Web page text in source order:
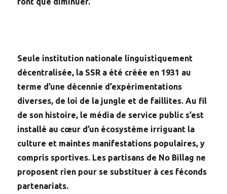
Seule institution nationale linguistiquement
décentralisée, la SSR a été créée en 1931 au
terme d’une décennie d’expérimentations
diverses, de loi de la jungle et de faillites. Au fil
de son histoire, le média de service public s’est
installé au cœur d’un écosystème irriguant la
culture et maintes manifestations populaires, y
compris sportives. Les partisans de No Billag ne
proposent rien pour se substituer à ces féconds
partenariats.